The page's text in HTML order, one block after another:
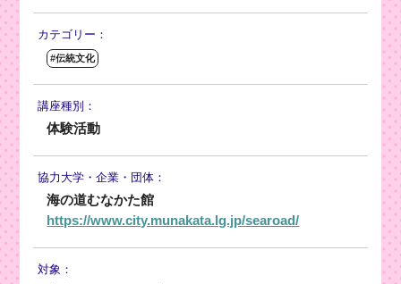
カテゴリー：
#伝統文化
講座種別：
体験活動
協力大学・企業・団体：
海の道むなかた館
https://www.city.munakata.lg.jp/searoad/
対象：